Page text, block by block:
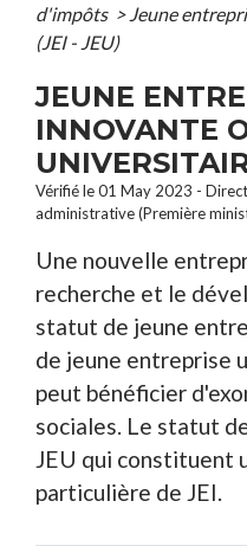
d'impôts > Jeune
(JEI - JEU)
JEUNE
INNOVANTE
Vérifié le 01 May 2023 -
administrative (Première
Une nouvelle
recherche et le
statut de jeune
de jeune entreprise
peut bénéficier
sociales. Le statut
JEU qui constituent
particulière de JEI.